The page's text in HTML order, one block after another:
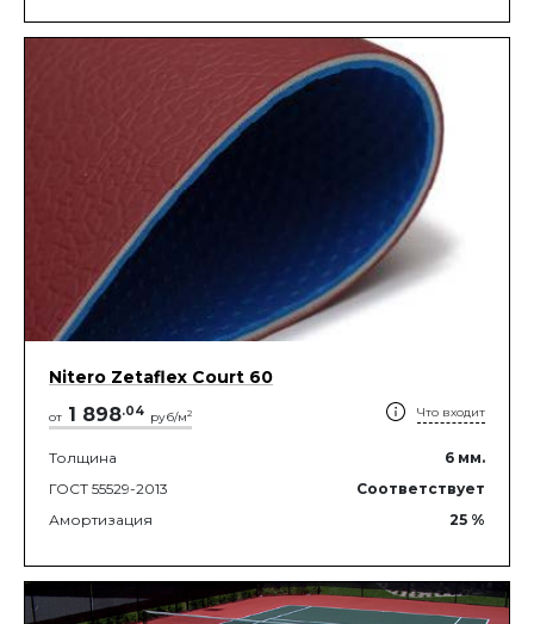
Nitero Zetaflex Court 60
от 1 898.04 руб/м2 Что входит
Толщина 6 мм.
ГОСТ 55529-2013
Соответствует
Амортизация
25 %